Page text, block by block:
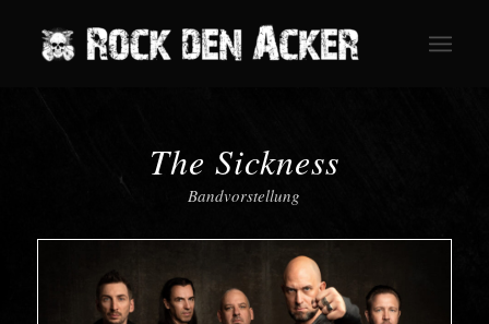
The Sickness
Bandvorstellung